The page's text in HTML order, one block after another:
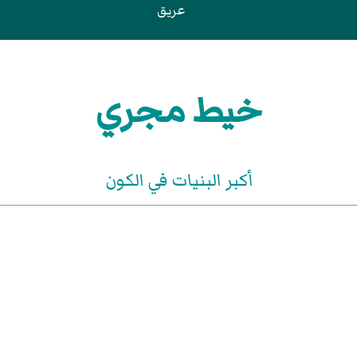
عريق
خيط مجري
أكبر البنيات في الكون